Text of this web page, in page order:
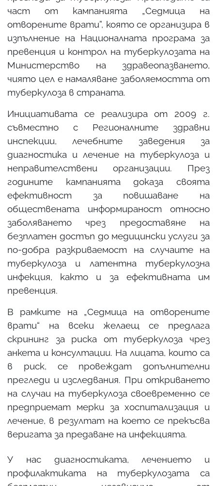
част от кампанията „Седмица на
отворените врати”, която се организира в
изпълнение на Националната програма за
превенция и контрол на туберкулозата на
Министерство на здравеопазването,
чиято цел е намаляване заболяемостта от
туберкулоза в страната.
Инициативата се реализира от 2009 г.
съвместно с Регионалните здравни
инспекции, лечебните заведения за
диагностика и лечение на туберкулоза и
неправителствени организации. През
годините кампанията доказа своята
ефективност за повишаване на
обществената информираност относно
заболяването чрез предоставяне на
безплатен достъп до медицински услуги за
по-добра разкриваемост на случаите на
туберкулоза и латентна туберкулозна
инфекция, както и за ефективната им
превенция.
В рамките на „Седмица на отворените
врати“ на всеки желаещ се предлага
скрининг за риска от туберкулоза чрез
анкета и консултации. На лицата, които са
в риск, се провеждат допълнителни
прегледи и изследвания. При откриването
на случаи на туберкулоза своевременно се
предприемат мерки за хоспитализация и
лечение, в резултат на което се прекъсва
веригата за предаване на инфекцията.
У нас диагностиката, лечението и
профилактиката на туберкулозата са